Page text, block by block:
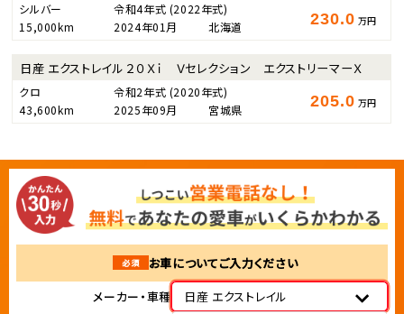
シルバー 令和4年式 (2022年式)
15,000km
2024年01月 北海道 230.0 万円
日産 エクストレイル ２０Ｘｉ Ｖセレクション エクストリーマーＸ
クロ 令和2年式 (2020年式)
43,600km
2025年09月 宮城県 205.0 万円
必須
お車についてご入力ください
メーカー・車種
日産 エクストレイル